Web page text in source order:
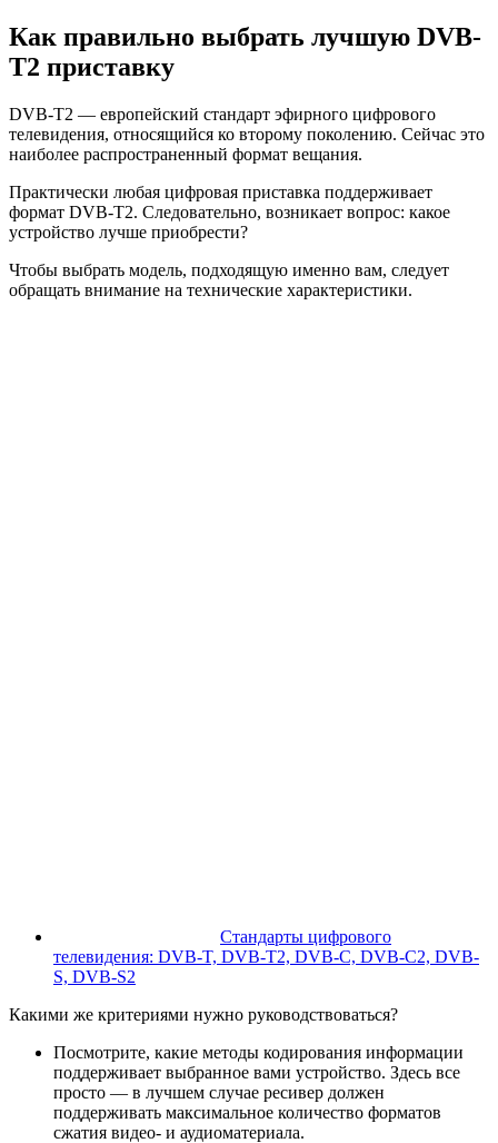
Как правильно выбрать лучшую DVB-
T2 приставку
DVB-T2 — европейский стандарт эфирного цифрового
телевидения, относящийся ко второму поколению. Сейчас это
наиболее распространенный формат вещания.
Практически любая цифровая приставка поддерживает
формат DVB-T2. Следовательно, возникает вопрос: какое
устройство лучше приобрести?
Чтобы выбрать модель, подходящую именно вам, следует
обращать внимание на технические характеристики.
Cтандарты цифрового
телевидения: DVB-T, DVB-T2, DVB-C, DVB-C2, DVB-
S, DVB-S2
Какими же критериями нужно руководствоваться?
Посмотрите, какие методы кодирования информации
поддерживает выбранное вами устройство. Здесь все
просто — в лучшем случае ресивер должен
поддерживать максимальное количество форматов
сжатия видео- и аудиоматериала.